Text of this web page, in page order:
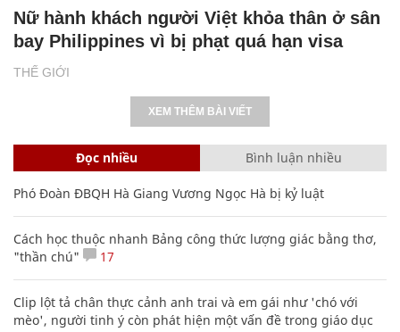
THẾ GIỚI
Nữ hành khách người Việt khỏa thân ở sân
bay Philippines vì bị phạt quá hạn visa
XEM THÊM BÀI VIẾT
Đọc nhiều Bình luận nhiều
Phó Đoàn ĐBQH Hà Giang Vương Ngọc Hà bị kỷ luật
Cách học thuộc nhanh Bảng công thức lượng giác bằng thơ,
"thần chú"
17
Clip lột tả chân thực cảnh anh trai và em gái như 'chó với
mèo', người tinh ý còn phát hiện một vấn đề trong giáo dục